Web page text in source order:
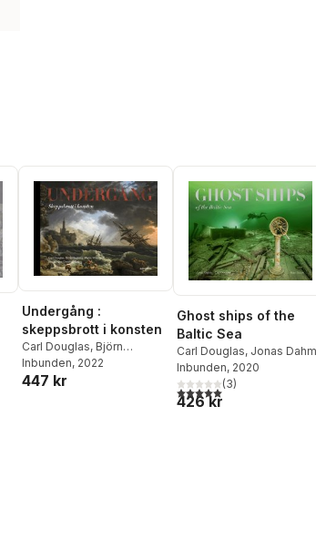
Undergång :
skeppsbrott i konsten
Carl Douglas, Björn
Hagberg, Martin Widman
Inbunden, 2022
447 kr
Ghost ships of the
Baltic Sea
Carl Douglas, Jonas Dahm
Inbunden, 2020
5,0utav 5 stjärnor. Totalt
(3)
426 kr